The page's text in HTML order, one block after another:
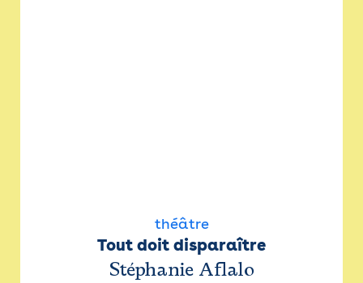
théâtre
Tout doit disparaître
Stéphanie Aflalo